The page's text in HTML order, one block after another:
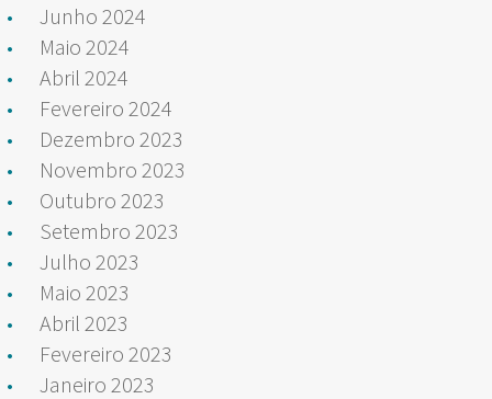
Junho 2024
Maio 2024
Abril 2024
Fevereiro 2024
Dezembro 2023
Novembro 2023
Outubro 2023
Setembro 2023
Julho 2023
Maio 2023
Abril 2023
Fevereiro 2023
Janeiro 2023